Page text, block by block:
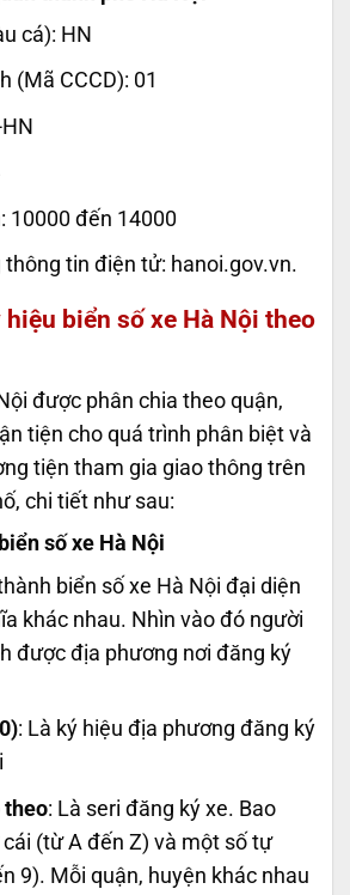
cá): HN
(Mã CCCD): 01
10000 đến 14000
tin điện tử: hanoi.gov.vn.
biển số xe Hà Nội theo
được phân chia theo quận,
tiện cho quá trình phân biệt và
tiện tham gia giao thông trên
chi tiết như sau:
số xe Hà Nội
biển số xe Hà Nội đại diện
khác nhau. Nhìn vào đó người
được địa phương nơi đăng ký
: Là ký hiệu địa phương đăng ký
theo: Là seri đăng ký xe. Bao
(từ A đến Z) và một số tự
9). Mỗi quận, huyện khác nhau